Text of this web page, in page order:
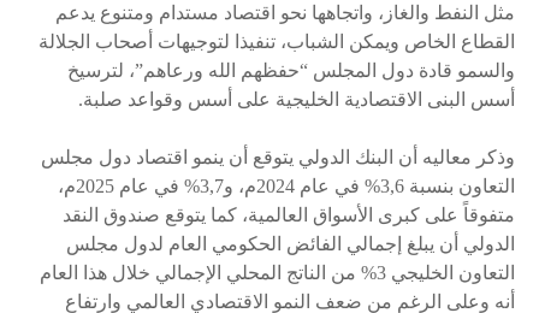
مثل النفط والغاز، واتجاهها نحو اقتصاد مستدام ومتنوع يدعم
القطاع الخاص ويمكن الشباب، تنفيذا لتوجيهات أصحاب الجلالة
والسمو قادة دول المجلس “حفظهم الله ورعاهم”، لترسيخ
أسس البنى الاقتصادية الخليجية على أسس وقواعد صلبة.
وذكر معاليه أن البنك الدولي يتوقع أن ينمو اقتصاد دول مجلس
التعاون بنسبة 3,6% في عام 2024م، و3,7% في عام 2025م،
متفوقاً على كبرى الأسواق العالمية، كما يتوقع صندوق النقد
الدولي أن يبلغ إجمالي الفائض الحكومي العام لدول مجلس
التعاون الخليجي 3% من الناتج المحلي الإجمالي خلال هذا العام
أنه وعلى الرغم من ضعف النمو الاقتصادي العالمي وارتفاع